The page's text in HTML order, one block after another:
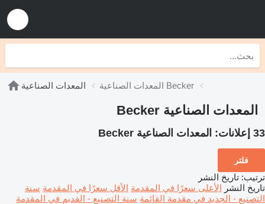
المعدات الصناعية المعدات الصناعية Becker
المعدات الصناعية Becker
33 إعلانات: المعدات الصناعية Becker
فلتر
ترتيب: تاريخ النشر
تاريخ النشر الأعلى سعرًا في المقدمة الأقل سعرًا في المقدمة سنة
التصنيع - الجديد في مقدمة القائمة سنة التصنيع - القديم في المقدمة